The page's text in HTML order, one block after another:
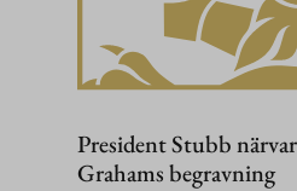
President Stubb
Grahams begravning